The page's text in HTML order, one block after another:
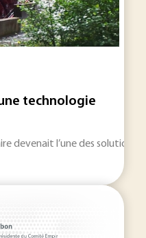
technologie
devenait l’une des